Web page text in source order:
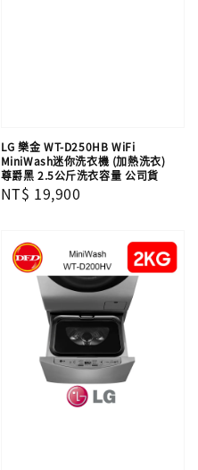
LG 樂金 WT-D250HB WiFi
MiniWash迷你洗衣機 (加熱洗衣)
尊爵黑 2.5公斤洗衣容量 公司貨
Regular
NT$ 19,900